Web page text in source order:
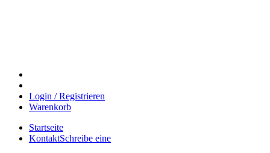
Login / Registrieren
Warenkorb
Startseite
KontaktSchreibe eine